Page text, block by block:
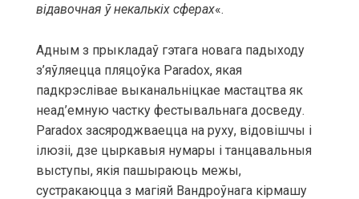
відавочная ў некалькіх сферах«.
Адным з прыкладаў гэтага новага падыходу
з’яўляецца пляцоўка Paradox, якая
падкрэслівае выканальніцкае мастацтва як
неад’емную частку фестывальнага досведу.
Paradox засяроджваецца на руху, відовішчы і
ілюзіі, дзе цыркавыя нумары і танцавальныя
выступы, якія пашыраюць межы,
сустракаюцца з магіяй Вандроўнага кірмашу